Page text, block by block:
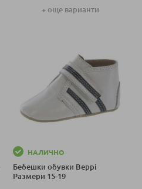
17-18
+ още варианти
НАЛИЧНО
Бебешки обувки Beppi
Размери 15-19